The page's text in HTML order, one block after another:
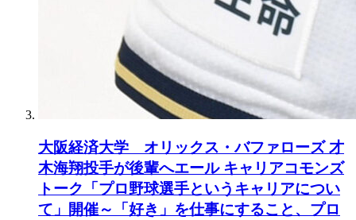
大阪経済大学 オリックス・バファローズ 才
木海翔投手が後輩へエール キャリアコモンズ
トーク「プロ野球選手というキャリアについ
て」開催～「好き」を仕事にすること、プロ